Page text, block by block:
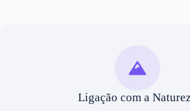
Ligação com a